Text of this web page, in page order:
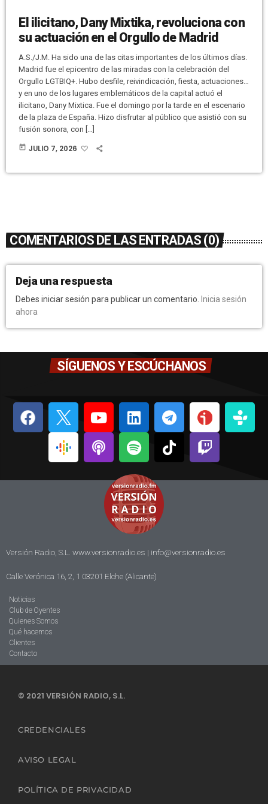
El ilicitano, Dany Mixtika, revoluciona con
su actuación en el Orgullo de Madrid
A.S./J.M. Ha sido una de las citas importantes de los últimos días.
Madrid fue el epicentro de las miradas con la celebración del
Orgullo LGTBIQ+. Hubo desfile, reivindicación, fiesta, actuaciones…
y en uno de los lugares emblemáticos de la capital actuó el
ilicitano, Dany Mixtica. Fue el domingo por la tarde en el escenario
de la plaza de España. Hizo disfrutar al público que asistió con su
fusión sonora, con […]
today JULIO 7, 2026
COMENTARIOS DE LAS ENTRADAS (0)
Deja una respuesta
Debes iniciar sesión para publicar un comentario. Inicia sesión
ahora
SÍGUENOS Y ESCÚCHANOS
Versión Radio, S.L. www.versionradio.es | info@versionradio.es
Calle Verónica 16, 2, 1 03201 Elche (Alicante)
Noticias
Club de Oyentes
Quienes Somos
Qué hacemos
Clientes
Contacto
© 2021 VERSIÓN RADIO, S.L.
CREDENCIALES
AVISO LEGAL
POLÍTICA DE PRIVACIDAD